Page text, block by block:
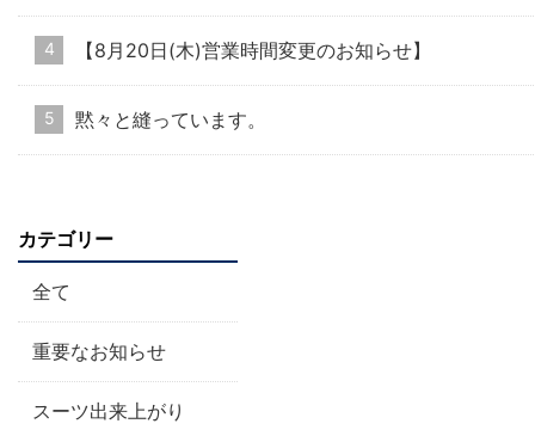
【8月20日(木)営業時間変更のお知らせ】
黙々と縫っています。
カテゴリー
全て
重要なお知らせ
スーツ出来上がり